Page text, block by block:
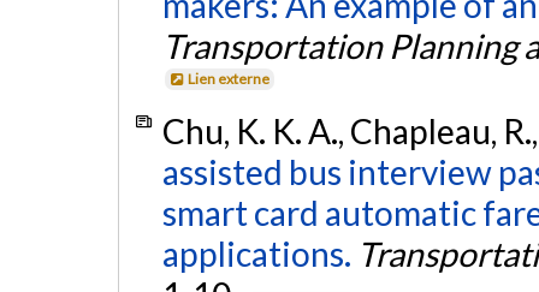
Transportation Planning
Lien externe
Chu, K. K. A., Chapleau,
assisted bus interview
smart card automatic
applications.